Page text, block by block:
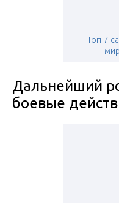
Топ-7
Дальнейший
боевые